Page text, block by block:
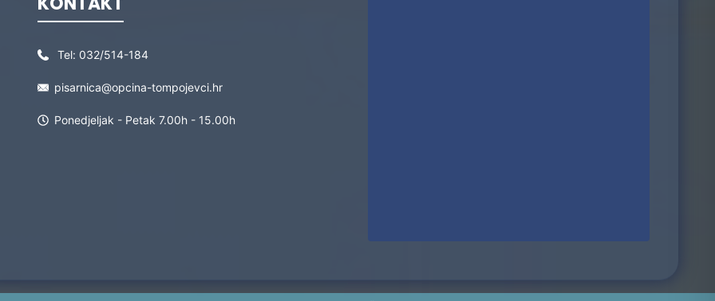
Tel: 032/514-184
pisarnica@opcina-tompojevci.hr
Ponedjeljak - Petak 7.00h - 15.00h